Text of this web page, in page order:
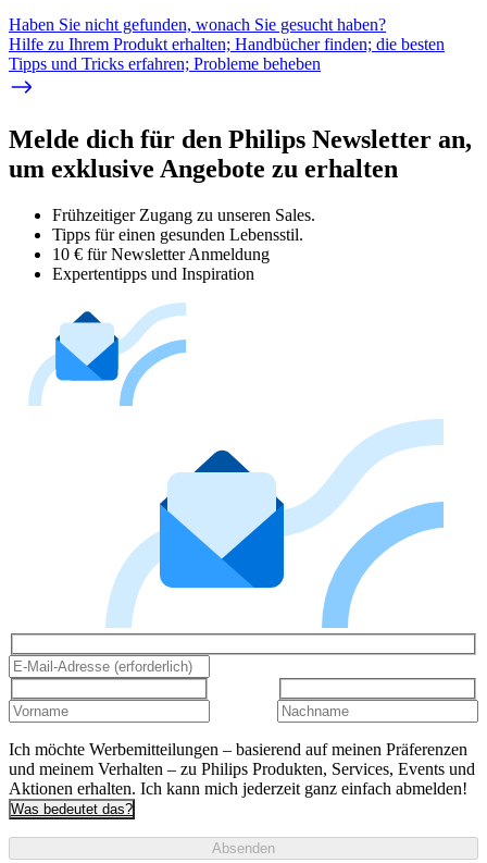
Haben Sie nicht gefunden, wonach Sie gesucht haben?
Hilfe zu Ihrem Produkt erhalten; Handbücher finden; die besten
Tipps und Tricks erfahren; Probleme beheben
Melde dich für den Philips Newsletter an,
um exklusive Angebote zu erhalten
Frühzeitiger Zugang zu unseren Sales.
Tipps für einen gesunden Lebensstil.
10 € für Newsletter Anmeldung
Expertentipps und Inspiration
Ich möchte Werbemitteilungen – basierend auf meinen Präferenzen
und meinem Verhalten – zu Philips Produkten, Services, Events und
Aktionen erhalten. Ich kann mich jederzeit ganz einfach abmelden!
Was bedeutet das?
Absenden